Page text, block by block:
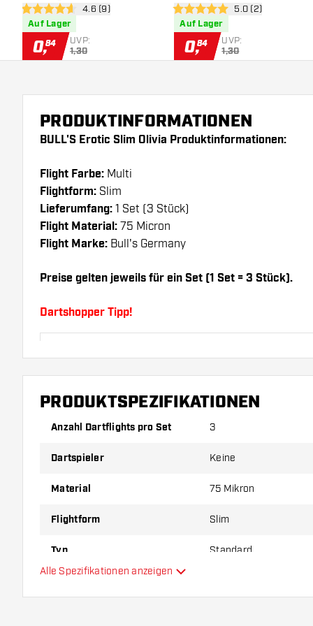
Bewertungsbereich öffnen
4.6 Bewertungssterne
4.6 (9)
Auf Lager
0,84 UVP:
1,30
5 Bewertungssterne
5.0 (2)
Auf Lager
0,84 UVP:
1,30
PRODUKTINFORMATIONEN
BULL'S Erotic Slim Olivia Produktinformationen:
Flight Farbe: Multi
Flightform: Slim
Lieferumfang: 1 Set (3 Stück)
Flight Material: 75 Micron
Flight Marke: Bull's Germany
Preise gelten jeweils für ein Set (1 Set = 3 Stück).
Dartshopper Tipp!
Probieren Sie eine andere Form, ein anderes
Dicke der Flights aus, um herauszufinden, welche
PRODUKTSPEZIFIKATIONEN
Anzahl Dartflights pro Set 3
Dartspieler Keine
Material 75 Mikron
Flightform Slim
Typ Standard
Alle Spezifikationen anzeigen